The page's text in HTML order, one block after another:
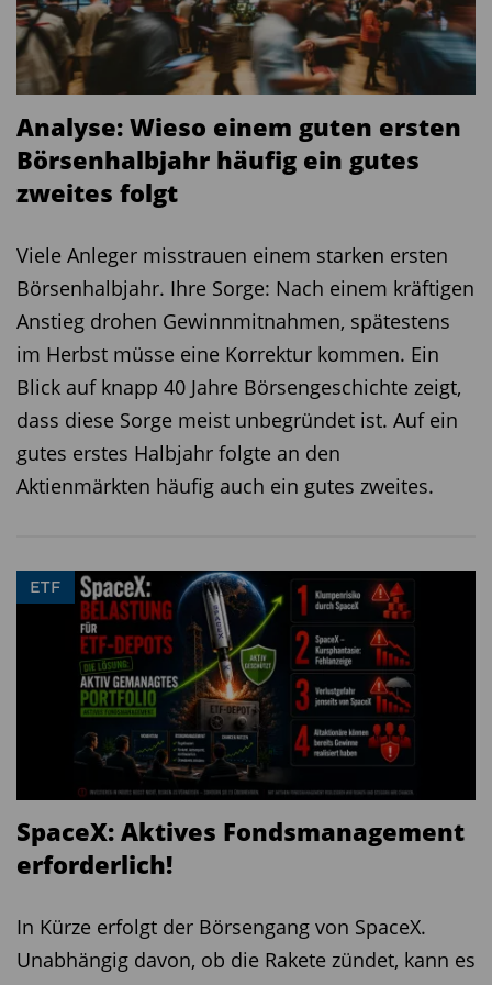
eingeschlagen. Ihr ETF auf den amerikanischen
Aktienmarkt für 0,04 Prozent Gebühr bezieht sich
nicht auf das bekannte Börsenbarometer S & P
500, sondern auf einen breiten US-Aktienindex
von Morningstar. Dieser umfasst mehr als 600
Titel und repräsentiert rund 85 Prozent der
Unterschied in der Wertentwicklung zum S & P
500 zeigt sich — auch langfristig — allenfalls im
Nachkommabereich.
Ob für 0,04 Prozent in US-Aktien oder 0,1 Prozent
in mehr als 20 000 globale Anleihen: Noch nie
war es für Anleger so günstig, ein diversifiziertes
Portfolio mithilfe von ETFs aufzubauen. Dass
steht, ist kein spürbarer Nachteil.
Die aktuell günstigsten ETFs für wichtige
Märkte haben wir in der Tabelle aufgelistet
Quelle: €uro am Sonntag
Analyse: Wieso einem guten ersten
Börsenhalbjahr häufig ein gutes
zweites folgt
Viele Anleger misstrauen einem starken ersten
Börsenhalbjahr. Ihre Sorge: Nach einem kräftigen
Anstieg drohen Gewinnmitnahmen, spätestens
im Herbst müsse eine Korrektur kommen. Ein
Blick auf knapp 40 Jahre Börsengeschichte zeigt,
dass diese Sorge meist unbegründet ist. Auf ein
gutes erstes Halbjahr folgte an den
Aktienmärkten häufig auch ein gutes zweites.
ETF
SpaceX: Aktives Fondsmanagement
erforderlich!
In Kürze erfolgt der Börsengang von SpaceX.
Unabhängig davon, ob die Rakete zündet, kann es